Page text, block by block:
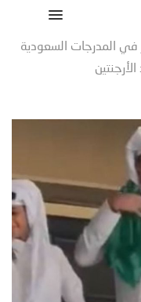
في المدرجات السعودية